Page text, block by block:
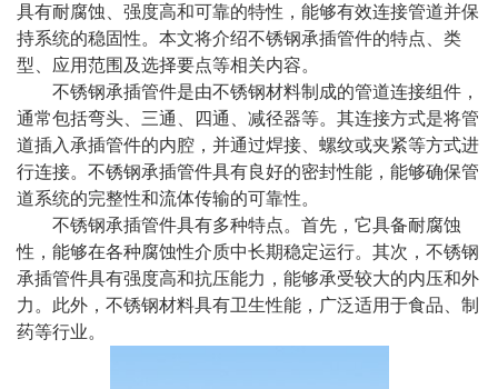
具有耐腐蚀、强度高和可靠的特性，能够有效连接管道并保
持系统的稳固性。本文将介绍不锈钢承插管件的特点、类
型、应用范围及选择要点等相关内容。
不锈钢承插管件是由不锈钢材料制成的管道连接组件，
通常包括弯头、三通、四通、减径器等。其连接方式是将管
道插入承插管件的内腔，并通过焊接、螺纹或夹紧等方式进
行连接。不锈钢承插管件具有良好的密封性能，能够确保管
道系统的完整性和流体传输的可靠性。
不锈钢承插管件具有多种特点。首先，它具备耐腐蚀
性，能够在各种腐蚀性介质中长期稳定运行。其次，不锈钢
承插管件具有强度高和抗压能力，能够承受较大的内压和外
力。此外，不锈钢材料具有卫生性能，广泛适用于食品、制
药等行业。